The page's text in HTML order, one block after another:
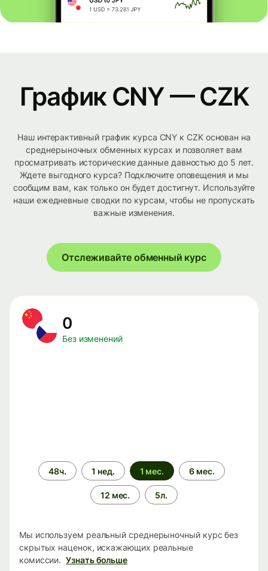
График CNY — CZK
Наш интерактивный график курса CNY к CZK основан на
среднерыночных обменных курсах и позволяет вам
просматривать исторические данные давностью до 5 лет.
Ждете выгодного курса? Подключите оповещения и мы
сообщим вам, как только он будет достигнут. Используйте
наши ежедневные сводки по курсам, чтобы не пропускать
важные изменения.
Отслеживайте обменный курс
0
Без изменений
Период
времени
48ч. 1 нед. 1 мес. 6 мес.
12 мес. 5л.
Мы используем реальный среднерыночный курс без
скрытых наценок, искажающих реальные
комиссии. Узнать больше